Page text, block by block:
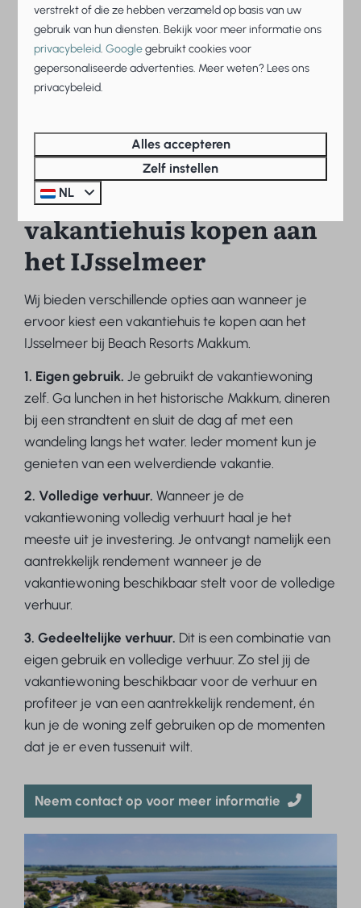
De opties voor een
vakantiehuis kopen aan
het IJsselmeer
Wij bieden verschillende opties aan wanneer je
ervoor kiest een vakantiehuis te kopen aan het
IJsselmeer bij Beach Resorts Makkum.
1. Eigen gebruik. Je gebruikt de vakantiewoning
zelf. Ga lunchen in het historische Makkum, dineren
bij een strandtent en sluit de dag af met een
wandeling langs het water. Ieder moment kun je
genieten van een welverdiende vakantie.
2. Volledige verhuur.Wanneer je de
vakantiewoning volledig verhuurt haal je het
meeste uit je investering. Je ontvangt namelijk een
aantrekkelijk rendement wanneer je de
vakantiewoning beschikbaar stelt voor de volledige
verhuur.
3. Gedeeltelijke verhuur. Dit is een combinatie van
eigen gebruik en volledige verhuur. Zo stel jij de
vakantiewoning beschikbaar voor de verhuur en
profiteer je van een aantrekkelijk rendement, én
kun je de woning zelf gebruiken op de momenten
dat je er even tussenuit wilt.
Neem contact op voor meer informatie
verstrekt of die ze hebben verzameld op basis van uw
gebruik van hun diensten. Bekijk voor meer informatie ons
privacybeleid.Googlegebruikt cookies voor
gepersonaliseerde advertenties. Meer weten? Lees ons
privacybeleid.
Alles accepteren
Zelf instellen
NL